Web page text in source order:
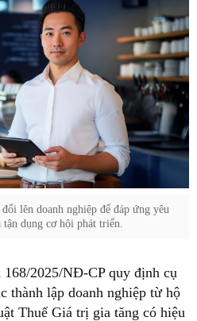
lên doanh nghiệp để đáp ứng yêu
dụng cơ hội phát triển.
2025/NĐ-CP quy định cụ
thành lập doanh nghiệp từ hộ
Thuế Giá trị gia tăng có hiệu